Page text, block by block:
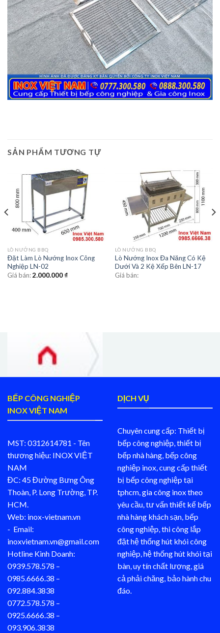
SẢN PHẨM TƯƠNG TỰ
LÒ NƯỚNG BBQ
Đặt Làm Lò Nướng Inox Công
Nghiệp LN-02
Giá bán:2.000.000₫
LÒ NƯỚNG BBQ
Lò Nướng Inox Đa Năng Có Kệ
Dưới Và 2 Kệ Xếp Bên LN-17
Giá bán:
BẾP CÔNG NGHIỆP
INOX VIỆT NAM
MST: 0312614781 - Tên
thương hiệu: INOX VIỆT
NAM
ĐC: 45 Đường Bưng Ông
Thoàn, P. Long Trường, TP.
HCM.
Web: inox-vietnam.vn
- Email:
inoxvietnam.vn@gmail.com
Hotline Kinh Doanh:
0939.578.578 –
0985.6666.38 –
092.884.3838
0772.578.578 –
0925.6666.38 –
093.906.3838
DỊCH VỤ
Chuyên cung cấp: Thiết bị
bếp công nghiệp, thiết bị
bếp nhà hàng, bếp công
nghiệp inox, cung cấp thiết
bị bếp công nghiệp tại
tphcm, gia công inox theo
yêu cầu, tư vấn thiết kế bếp
nhà hàng khách sạn, bếp
công nghiệp, thi công lắp
đặt hệ thống hút khói công
nghiệp, hệ thống hút khói tại
bàn, uy tín chất lượng, giá
cả phải chăng, bảo hành chu
đáo.